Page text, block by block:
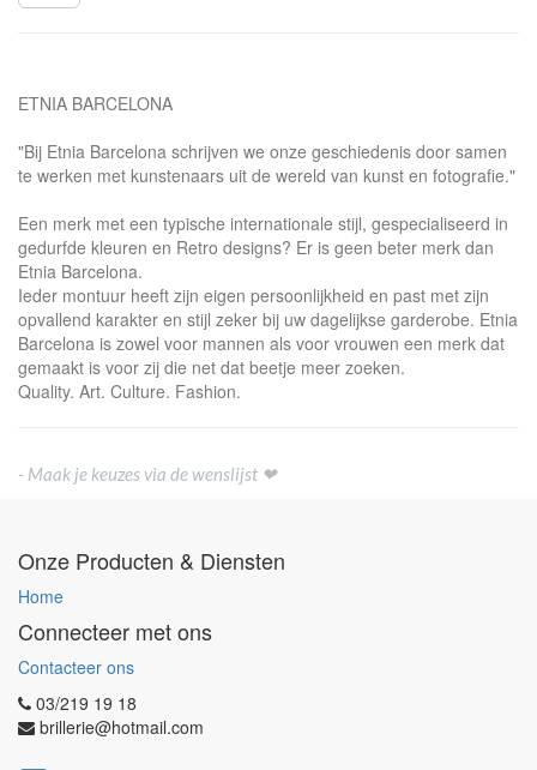
ETNIA BARCELONA
"Bij Etnia Barcelona schrijven we onze geschiedenis door samen
te werken met kunstenaars uit de wereld van kunst en fotografie."
Een merk met een typische internationale stijl, gespecialiseerd in
gedurfde kleuren en Retro designs? Er is geen beter merk dan
Etnia Barcelona.
Ieder montuur heeft zijn eigen persoonlijkheid en past met zijn
opvallend karakter en stijl zeker bij uw dagelijkse garderobe. Etnia
Barcelona is zowel voor mannen als voor vrouwen een merk dat
gemaakt is voor zij die net dat beetje meer zoeken.
Quality. Art. Culture. Fashion.
- Maak je keuzes via de wenslijst ❤
Onze Producten & Diensten
Home
Connecteer met ons
Contacteer ons
03/219 19 18
brillerie@hotmail.com